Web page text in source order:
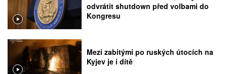
odvrátit shutdown před volbami do
Kongresu
Mezi zabitými po ruských útocích na
Kyjev je i dítě